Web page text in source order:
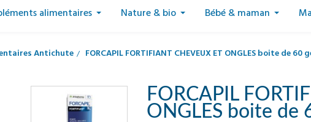
alimentaires Nature & bio Bébé & maman
Antichute FORCAPIL FORTIFIANT CHEVEUX ET ONGLES boite de 60
FORCAPIL
ONGLES boite de